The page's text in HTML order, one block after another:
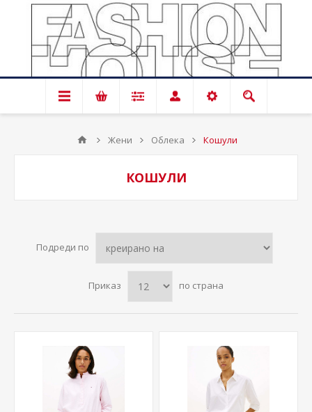
Жени Облека Кошули
КОШУЛИ
Подреди по
Приказ по страна